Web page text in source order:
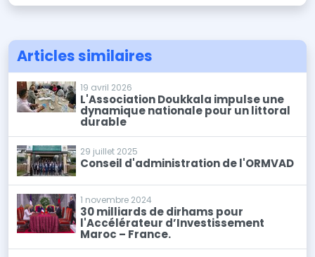
Articles similaires
19 avril 2026
L'Association Doukkala impulse une
dynamique nationale pour un littoral
durable
29 juillet 2025
Conseil d'administration de l'ORMVAD
1 novembre 2024
30 milliards de dirhams pour
l'Accélérateur d’Investissement
Maroc – France.